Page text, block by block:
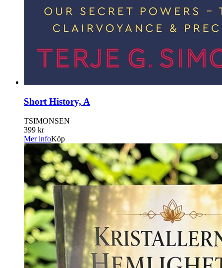
Short History, A
TSIMONSEN
399 kr
Mer infoKöp